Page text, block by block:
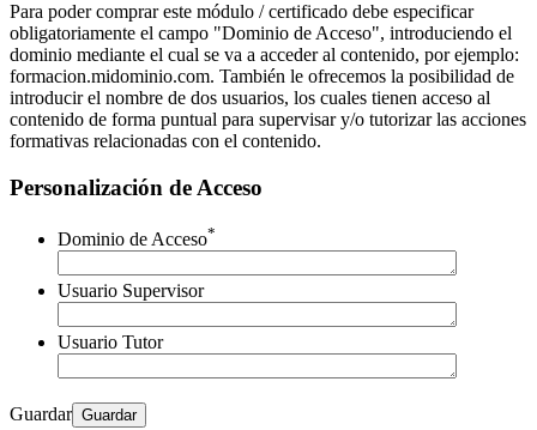
Para poder comprar este módulo / certificado debe especificar
obligatoriamente el campo "Dominio de Acceso", introduciendo el
dominio mediante el cual se va a acceder al contenido, por ejemplo:
formacion.midominio.com. También le ofrecemos la posibilidad de
introducir el nombre de dos usuarios, los cuales tienen acceso al
contenido de forma puntual para supervisar y/o tutorizar las acciones
formativas relacionadas con el contenido.
Personalización de Acceso
Dominio de Acceso*
Usuario Supervisor
Usuario Tutor
Guardar